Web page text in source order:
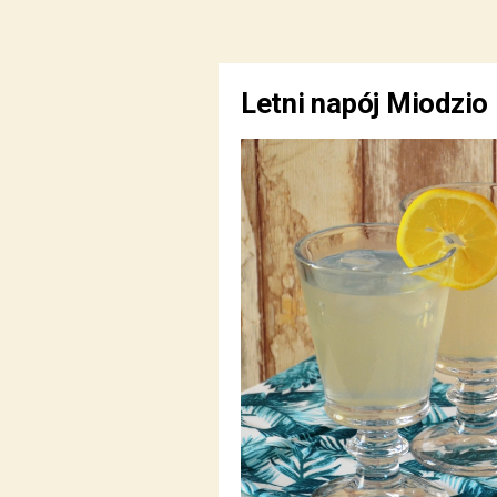
Letni napój Miodzio